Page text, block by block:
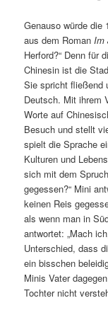
Genauso würde die
aus dem RomanIm
Herford?“ Denn für
Chinesin ist die
Sie spricht fließend
Deutsch. Mit ihrem
Worte auf
Besuch und stellt
spielt die Sprache
Kulturen und
sich mit dem
gegessen?“ Mini
keinen Reis
als wenn man in
antwortet: „Mach
Unterschied, dass
ein bisschen
Minis Vater
Tochter nicht